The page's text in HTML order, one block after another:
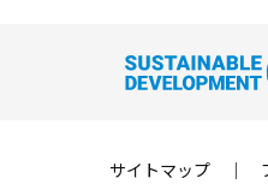
サイトマップ ｜